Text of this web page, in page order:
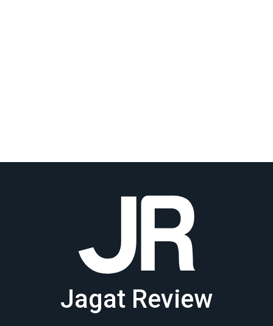
Jagat Review